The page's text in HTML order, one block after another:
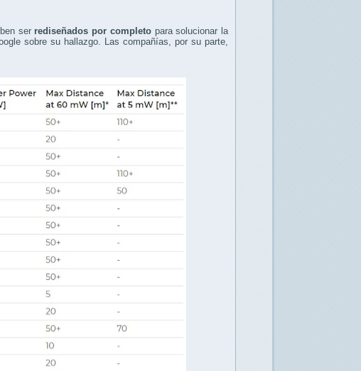
ser rediseñados por completopara solucionar la
sobre su hallazgo. Las compañías, por su parte,